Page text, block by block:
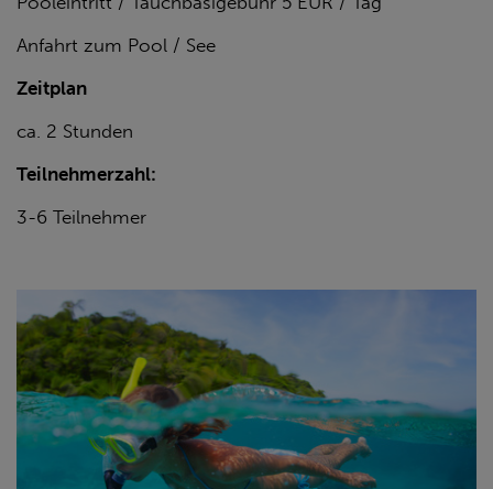
Anfahrt zum Pool / See
Zeitplan
ca. 2 Stunden
Teilnehmerzahl:
3-6 Teilnehmer